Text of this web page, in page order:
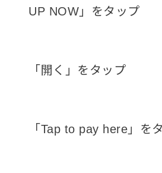
UP NOW」をタップ
「開く」をタップ
「Tap to pay here」を